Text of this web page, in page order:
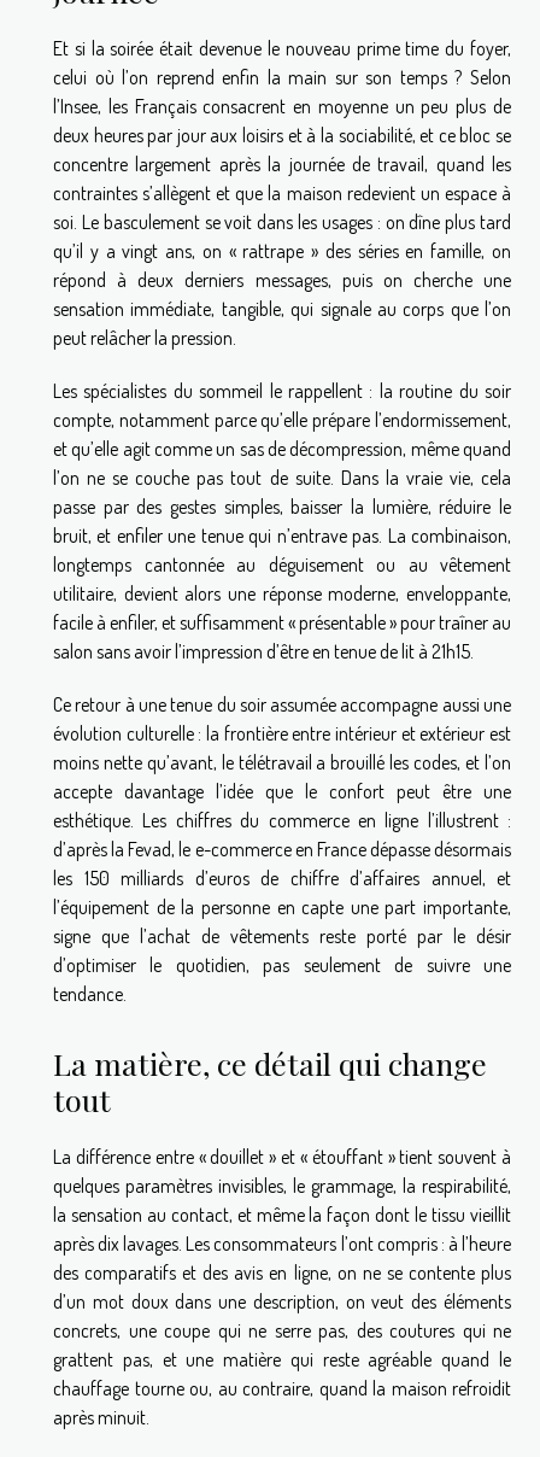
Et si la soirée était devenue le nouveau prime time du foyer,
celui où l’on reprend enfin la main sur son temps ? Selon
l’Insee, les Français consacrent en moyenne un peu plus de
deux heures par jour aux loisirs et à la sociabilité, et ce bloc se
concentre largement après la journée de travail, quand les
contraintes s’allègent et que la maison redevient un espace à
soi. Le basculement se voit dans les usages : on dîne plus tard
qu’il y a vingt ans, on « rattrape » des séries en famille, on
répond à deux derniers messages, puis on cherche une
sensation immédiate, tangible, qui signale au corps que l’on
peut relâcher la pression.
Les spécialistes du sommeil le rappellent : la routine du soir
compte, notamment parce qu’elle prépare l’endormissement,
et qu’elle agit comme un sas de décompression, même quand
l’on ne se couche pas tout de suite. Dans la vraie vie, cela
passe par des gestes simples, baisser la lumière, réduire le
bruit, et enfiler une tenue qui n’entrave pas. La combinaison,
longtemps cantonnée au déguisement ou au vêtement
utilitaire, devient alors une réponse moderne, enveloppante,
facile à enfiler, et suffisamment « présentable » pour traîner au
salon sans avoir l’impression d’être en tenue de lit à 21h15.
Ce retour à une tenue du soir assumée accompagne aussi une
évolution culturelle : la frontière entre intérieur et extérieur est
moins nette qu’avant, le télétravail a brouillé les codes, et l’on
accepte davantage l’idée que le confort peut être une
esthétique. Les chiffres du commerce en ligne l’illustrent :
d’après la Fevad, le e-commerce en France dépasse désormais
les 150 milliards d’euros de chiffre d’affaires annuel, et
l’équipement de la personne en capte une part importante,
signe que l’achat de vêtements reste porté par le désir
d’optimiser le quotidien, pas seulement de suivre une
tendance.
La matière, ce détail qui change
tout
La différence entre « douillet » et « étouffant » tient souvent à
quelques paramètres invisibles, le grammage, la respirabilité,
la sensation au contact, et même la façon dont le tissu vieillit
après dix lavages. Les consommateurs l’ont compris : à l’heure
des comparatifs et des avis en ligne, on ne se contente plus
d’un mot doux dans une description, on veut des éléments
concrets, une coupe qui ne serre pas, des coutures qui ne
grattent pas, et une matière qui reste agréable quand le
chauffage tourne ou, au contraire, quand la maison refroidit
après minuit.